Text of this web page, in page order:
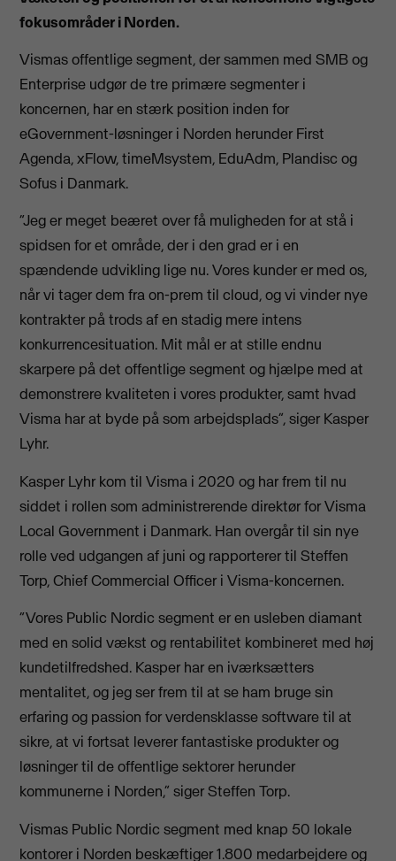
fokusområder i Norden.
Vismas offentlige segment, der sammen med SMB og
Enterprise udgør de tre primære segmenter i
koncernen, har en stærk position inden for
eGovernment-løsninger i Norden herunder First
Agenda, xFlow, timeMsystem, EduAdm, Plandisc og
Sofus i Danmark.
“Jeg er meget beæret over få muligheden for at stå i
spidsen for et område, der i den grad er i en
spændende udvikling lige nu. Vores kunder er med os,
når vi tager dem fra on-prem til cloud, og vi vinder nye
kontrakter på trods af en stadig mere intens
konkurrencesituation. Mit mål er at stille endnu
skarpere på det offentlige segment og hjælpe med at
demonstrere kvaliteten i vores produkter, samt hvad
Visma har at byde på som arbejdsplads”, siger Kasper
Lyhr.
Kasper Lyhr kom til Visma i 2020 og har frem til nu
siddet i rollen som administrerende direktør for Visma
Local Government i Danmark. Han overgår til sin nye
rolle ved udgangen af juni og rapporterer til Steffen
Torp, Chief Commercial Officer i Visma-koncernen.
“Vores Public Nordic segment er en usleben diamant
med en solid vækst og rentabilitet kombineret med høj
kundetilfredshed. Kasper har en iværksætters
mentalitet, og jeg ser frem til at se ham bruge sin
erfaring og passion for verdensklasse software til at
sikre, at vi fortsat leverer fantastiske produkter og
løsninger til de offentlige sektorer herunder
kommunerne i Norden,” siger Steffen Torp.
Vismas Public Nordic segment med knap 50 lokale
kontorer i Norden beskæftiger 1.800 medarbejdere og